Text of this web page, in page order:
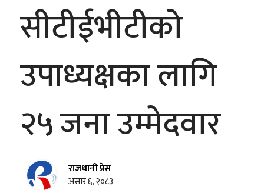
सीटीईभीटीको
उपाध्यक्षका लागि
२५ जना उम्मेदवार
राजधानी प्रेस
असार ६, २०८३